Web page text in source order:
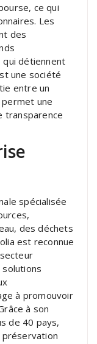
ce qui
Les
des
qui détiennent
une société
entre un
permet une
transparence
spécialisée
des déchets
est reconnue
solutions
à promouvoir
à son
de 40 pays,
préservation